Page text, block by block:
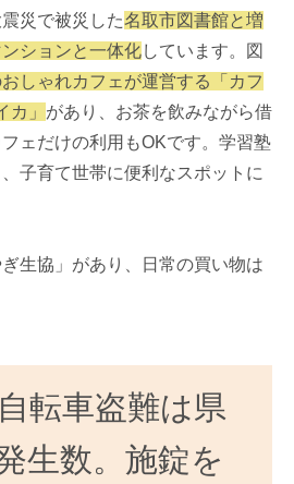
災で被災した名取市図書館と増
ションと一体化しています。図
しゃれカフェが運営する「カフ
カ」 があり、お茶を飲みながら借
ェだけの利用もOKです。学習塾
子育て世帯に便利なスポットに
生協」があり、日常の買い物は
転車盗難は県
生数。施錠を